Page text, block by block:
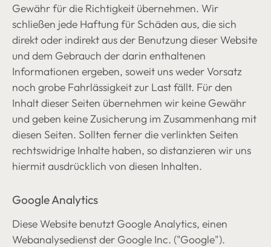
Gewähr für die Richtigkeit übernehmen. Wir
schließen jede Haftung für Schäden aus, die sich
direkt oder indirekt aus der Benutzung dieser Website
und dem Gebrauch der darin enthaltenen
Informationen ergeben, soweit uns weder Vorsatz
noch grobe Fahrlässigkeit zur Last fällt. Für den
Inhalt dieser Seiten übernehmen wir keine Gewähr
und geben keine Zusicherung im Zusammenhang mit
diesen Seiten. Sollten ferner die verlinkten Seiten
rechtswidrige Inhalte haben, so distanzieren wir uns
hiermit ausdrücklich von diesen Inhalten.
Google Analytics
Diese Website benutzt Google Analytics, einen
Webanalysedienst der Google Inc. ("Google").